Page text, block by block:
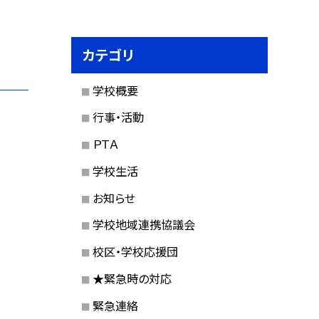
カテゴリ
学校概要
行事・活動
ＰＴＡ
学校生活
お知らせ
学校地域連携協議会
校区・学校応援団
★緊急時の対応
緊急連絡